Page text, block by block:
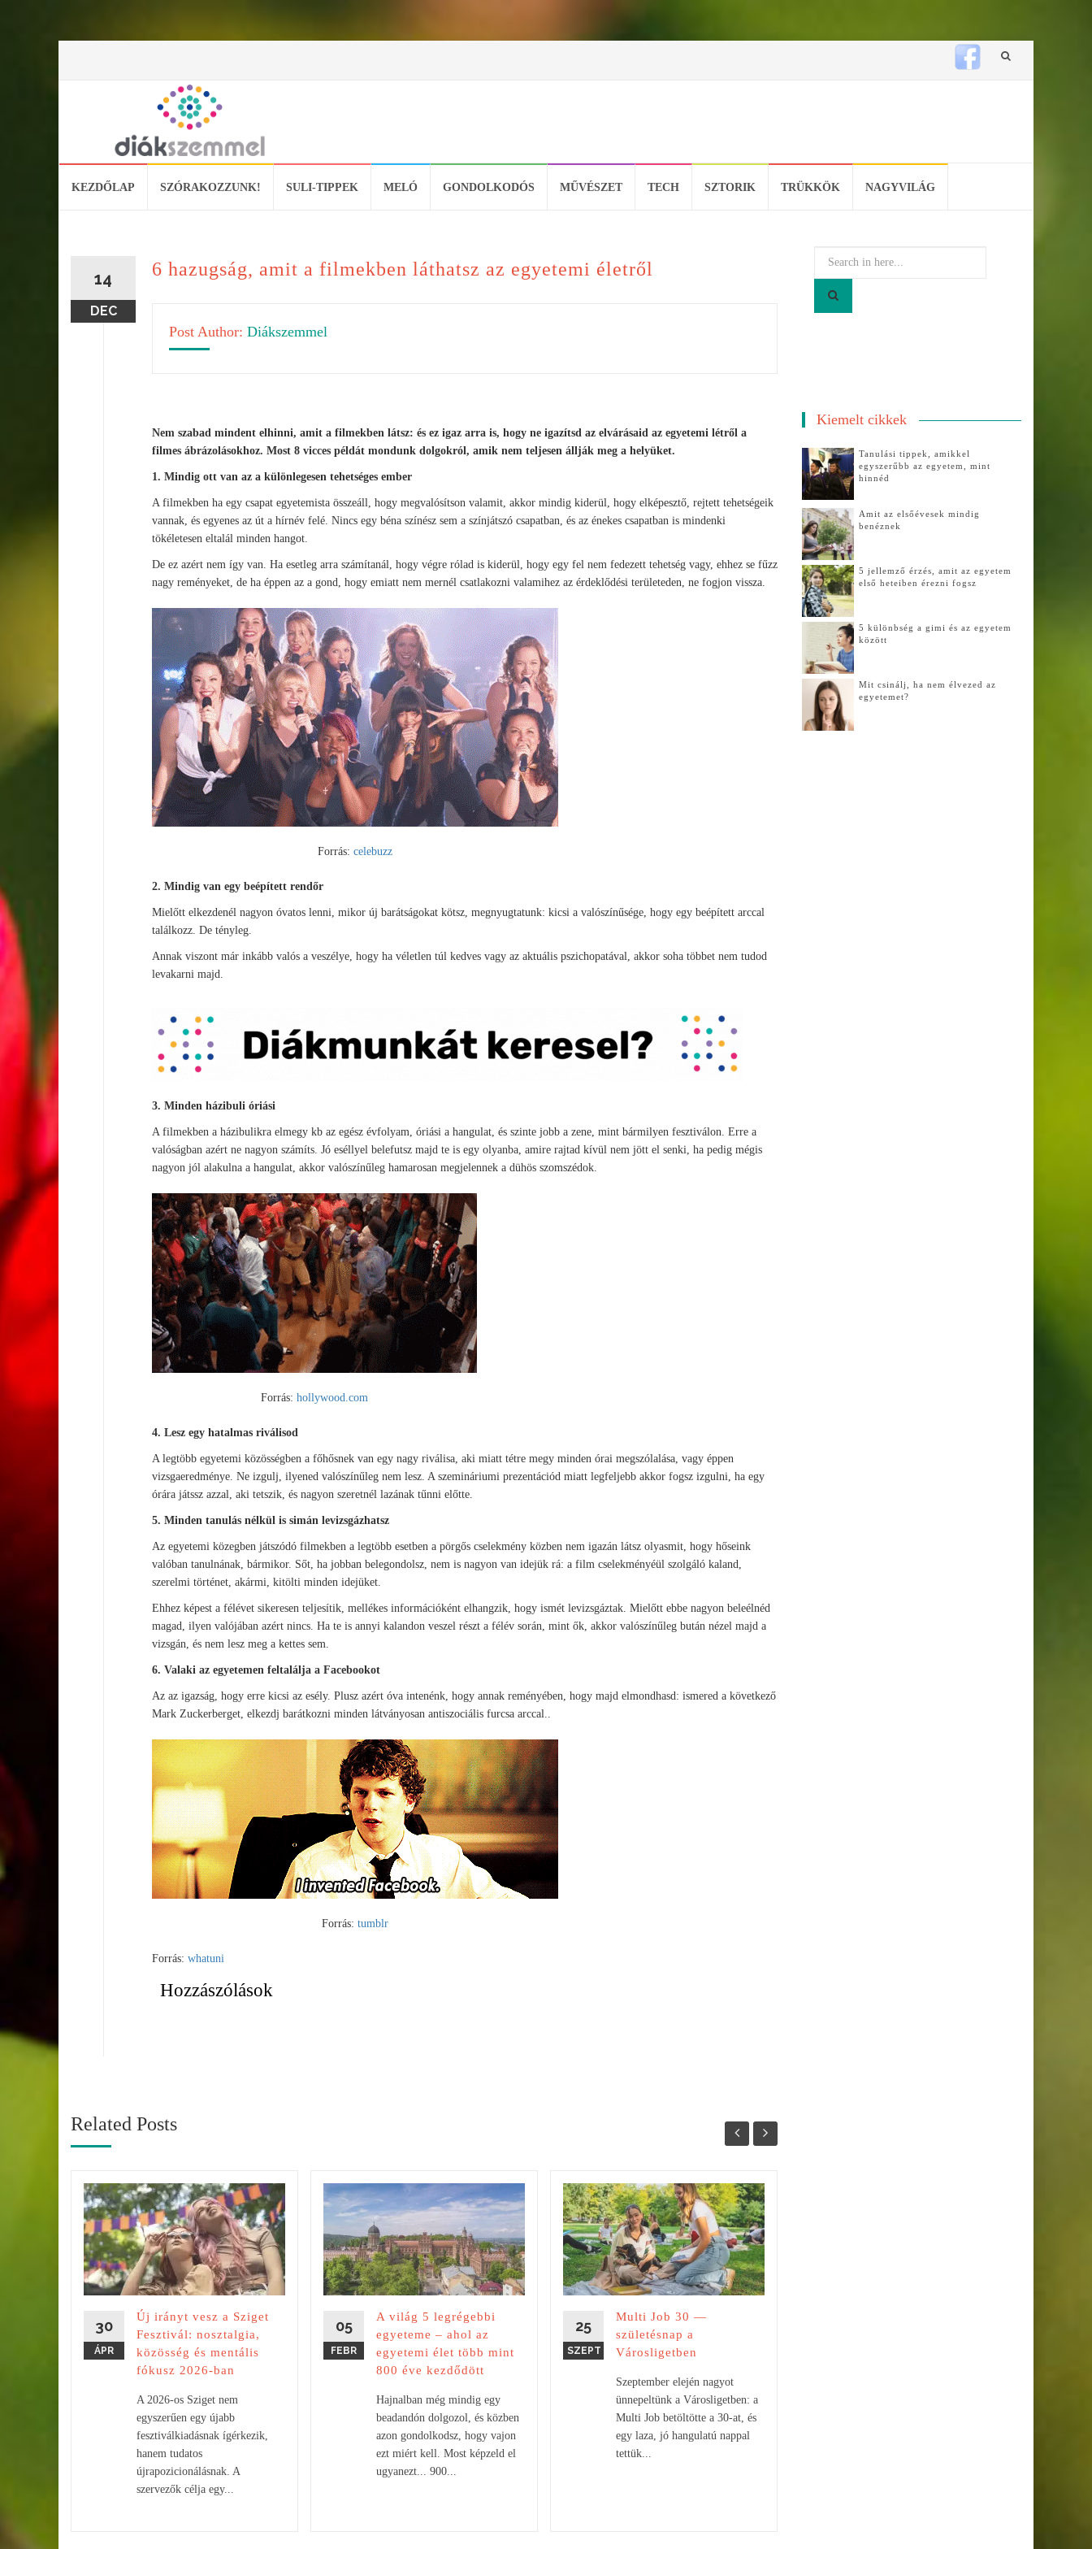
Skip
KEZDŐLAP SZÓRAKOZZUNK! SULI-TIPPEK MELÓ GONDOLKODÓS MŰVÉSZET TECH SZTORIK TRÜKKÖK NAGYVILÁG
14
DEC
6 hazugság, amit a filmekben láthatsz az egyetemi életről
Post Author: Diákszemmel
Nem szabad mindent elhinni, amit a filmekben látsz: és ez igaz arra is, hogy ne igazítsd az elvárásaid az egyetemi létről a
filmes ábrázolásokhoz. Most 8 vicces példát mondunk dolgokról, amik nem teljesen állják meg a helyüket.
1. Mindig ott van az a különlegesen tehetséges ember
A filmekben ha egy csapat egyetemista összeáll, hogy megvalósítson valamit, akkor mindig kiderül, hogy elképesztő, rejtett tehetségeik
vannak, és egyenes az út a hírnév felé. Nincs egy béna színész sem a színjátszó csapatban, és az énekes csapatban is mindenki
tökéletesen eltalál minden hangot.
De ez azért nem így van. Ha esetleg arra számítanál, hogy végre rólad is kiderül, hogy egy fel nem fedezett tehetség vagy, ehhez se fűzz
nagy reményeket, de ha éppen az a gond, hogy emiatt nem mernél csatlakozni valamihez az érdeklődési területeden, ne fogjon vissza.
Forrás: celebuzz
2. Mindig van egy beépített rendőr
Mielőtt elkezdenél nagyon óvatos lenni, mikor új barátságokat kötsz, megnyugtatunk: kicsi a valószínűsége, hogy egy beépített arccal
találkozz. De tényleg.
Annak viszont már inkább valós a veszélye, hogy ha véletlen túl kedves vagy az aktuális pszichopatával, akkor soha többet nem tudod
levakarni majd.
3. Minden házibuli óriási
A filmekben a házibulikra elmegy kb az egész évfolyam, óriási a hangulat, és szinte jobb a zene, mint bármilyen fesztiválon. Erre a
valóságban azért ne nagyon számíts. Jó eséllyel belefutsz majd te is egy olyanba, amire rajtad kívül nem jött el senki, ha pedig mégis
nagyon jól alakulna a hangulat, akkor valószínűleg hamarosan megjelennek a dühös szomszédok.
Forrás: hollywood.com
4. Lesz egy hatalmas riválisod
A legtöbb egyetemi közösségben a főhősnek van egy nagy riválisa, aki miatt tétre megy minden órai megszólalása, vagy éppen
vizsgaeredménye. Ne izgulj, ilyened valószínűleg nem lesz. A szemináriumi prezentációd miatt legfeljebb akkor fogsz izgulni, ha egy
órára játssz azzal, aki tetszik, és nagyon szeretnél lazának tűnni előtte.
5. Minden tanulás nélkül is simán levizsgázhatsz
Az egyetemi közegben játszódó filmekben a legtöbb esetben a pörgős cselekmény közben nem igazán látsz olyasmit, hogy hőseink
valóban tanulnának, bármikor. Sőt, ha jobban belegondolsz, nem is nagyon van idejük rá: a film cselekményéül szolgáló kaland,
szerelmi történet, akármi, kitölti minden idejüket.
Ehhez képest a félévet sikeresen teljesítik, mellékes információként elhangzik, hogy ismét levizsgáztak. Mielőtt ebbe nagyon beleélnéd
magad, ilyen valójában azért nincs. Ha te is annyi kalandon veszel részt a félév során, mint ők, akkor valószínűleg bután nézel majd a
vizsgán, és nem lesz meg a kettes sem.
6. Valaki az egyetemen feltalálja a Facebookot
Az az igazság, hogy erre kicsi az esély. Plusz azért óva intenénk, hogy annak reményében, hogy majd elmondhasd: ismered a következő
Mark Zuckerberget, elkezdj barátkozni minden látványosan antiszociális furcsa arccal..
Forrás: tumblr
Forrás: whatuni
Hozzászólások
Related Posts
30
ÁPR
Új irányt vesz a Sziget
Fesztivál: nosztalgia,
közösség és mentális
fókusz 2026-ban
A 2026-os Sziget nem
egyszerűen egy újabb
fesztiválkiadásnak ígérkezik,
hanem tudatos
újrapozicionálásnak. A
szervezők célja egy...
05
FEBR
A világ 5 legrégebbi
egyeteme – ahol az
egyetemi élet több mint
800 éve kezdődött
Hajnalban még mindig egy
beadandón dolgozol, és közben
azon gondolkodsz, hogy vajon
ezt miért kell. Most képzeld el
ugyanezt... 900...
25
SZEPT
Multi Job 30 —
születésnap a
Városligetben
Szeptember elején nagyot
ünnepeltünk a Városligetben: a
Multi Job betöltötte a 30-at, és
egy laza, jó hangulatú nappal
tettük...
Kiemelt cikkek
Tanulási tippek, amikkel
egyszerűbb az egyetem, mint
hinnéd
Amit az elsőévesek mindig
benéznek
5 jellemző érzés, amit az egyetem
első heteiben érezni fogsz
5 különbség a gimi és az egyetem
között
Mit csinálj, ha nem élvezed az
egyetemet?